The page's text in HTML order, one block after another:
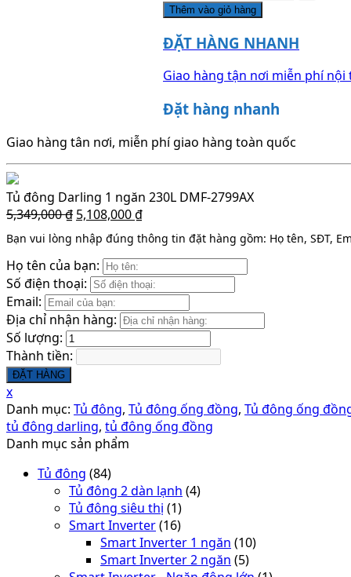
Thêm vào giỏ hàng
ĐẶT HÀNG NHANH
Giao hàng tận nơi miễn phí nội
Đặt hàng nhanh
Giao hàng tân nơi, miễn phí giao hàng toàn quốc
Tủ đông Darling 1 ngăn 230L DMF-2799AX
5,349,000₫ 5,108,000₫
Bạn vui lòng nhập đúng thông tin đặt hàng gồm: Họ tên, SĐT,
Họ tên của bạn:
Số điện thoại:
Email:
Địa chỉ nhận hàng:
Số lượng:
Thành tiền:
ĐẶT HÀNG
x
Danh mục: Tủ đông, Tủ đông ống đồng, Tủ đông ống
tủ đông darling, tủ đông ống đồng
Danh mục sản phẩm
Tủ đông (84)
Tủ đông 2 dàn lạnh (4)
Tủ đông siêu thị (1)
Smart Inverter(16)
Smart Inverter 1 ngăn (10)
Smart Inverter 2 ngăn (5)